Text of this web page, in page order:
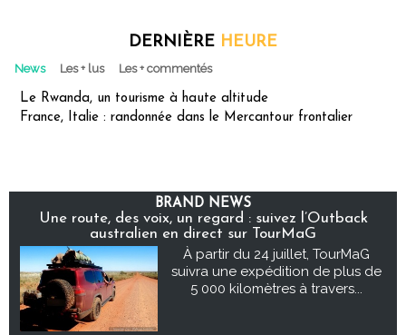
DERNIÈRE HEURE
News Les + lus Les + commentés
Le Rwanda, un tourisme à haute altitude
France, Italie : randonnée dans le Mercantour frontalier
BRAND NEWS
Une route, des voix, un regard : suivez l’Outback
australien en direct sur TourMaG
À partir du 24 juillet, TourMaG
suivra une expédition de plus de
5 000 kilomètres à travers...